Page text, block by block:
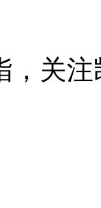
，关